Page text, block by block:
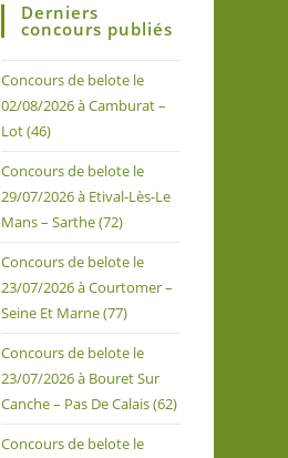
Derniers
concours publiés
Concours de belote le
02/08/2026 à Camburat –
Lot (46)
Concours de belote le
29/07/2026 à Etival-Lès-Le
Mans – Sarthe (72)
Concours de belote le
23/07/2026 à Courtomer –
Seine Et Marne (77)
Concours de belote le
23/07/2026 à Bouret Sur
Canche – Pas De Calais (62)
Concours de belote le